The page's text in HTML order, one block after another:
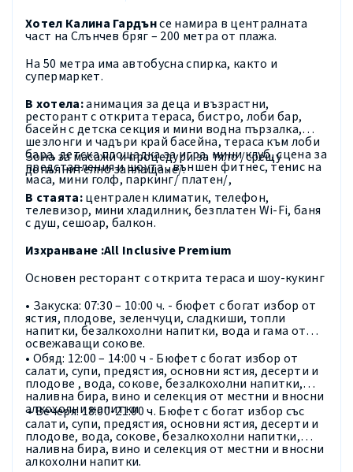
Хотел Калина Гардънсе намира в централната
част на Слънчев бряг – 200 метра от плажа.
На 50 метра има автобусна спирка, както и
супермаркет.
В хотела:анимация за деца и възрастни,
ресторант с открита тераса, бистро, лоби бар,
басейн с детска секция и мини водна пързалка,
шезлонги и чадъри край басейна, тераса към лоби
бара, детска площадка за игра, мини клуб, сцена за
представления и шоута , външен фитнес, тенис на
маса, мини голф, паркинг/ платен/,
Зона за масажи и процедури за тяло /срещу
допълнително заплащане/.
В стаята:централен климатик, телефон,
телевизор, мини хладилник, безплатен Wi-Fi, баня
с душ, сешоар, балкон.
Изхранване :All InclusivePremium
Основен ресторант с открита тераса и шоу-кукинг
• Закуска: 07:30 – 10:00 ч. - бюфет с богат избор от
ястия, плодове, зеленчуци, сладкиши, топли
напитки, безалкохолни напитки, вода и гама от
освежаващи сокове.
• Обяд: 12:00 – 14:00 ч - Бюфет с богат избор от
салати, супи, предястия, основни ястия, десерти и
плодове , вода, сокове, безалкохолни напитки,
наливна бира, вино и селекция от местни и вносни
алкохолни напитки
• Вечеря: 18:00-21:00 ч. Бюфет с богат избор със
салати, супи, предястия, основни ястия, десерти и
плодове, вода, сокове, безалкохолни напитки,
наливна бира, вино и селекция от местни и вносни
алкохолни напитки.